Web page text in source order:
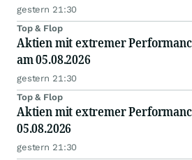
gestern 21:30
Top & Flop
Aktien mit extremer
am 05.08.2026
gestern 21:30
Top & Flop
Aktien mit extremer
05.08.2026
gestern 21:30